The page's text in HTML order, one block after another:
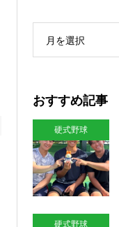
月を選択
おすすめ記事
硬式野球
硬式野球